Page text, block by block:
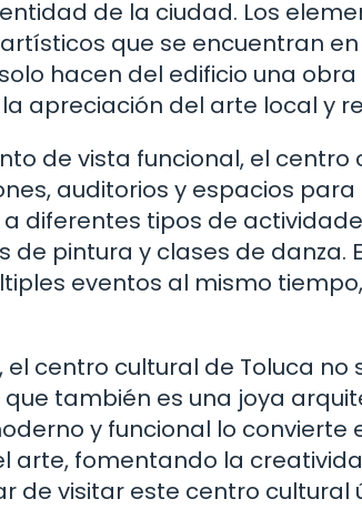
de la ciudad. Los
que se encuentran
hacen del edificio una
apreciación del arte local y
de vista funcional, el
auditorios y espacios
diferentes tipos de
de pintura y clases de danza.
eventos al mismo
el centro cultural de Toluca
que también es una joya
y funcional lo
arte, fomentando la
de visitar este centro cultural